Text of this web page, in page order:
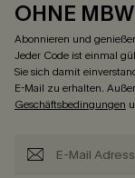
OHNE MBW
Abonnieren und
Jeder Code ist einmal
Sie sich damit
E-Mail zu erhalten.
Geschäftsbedingungen